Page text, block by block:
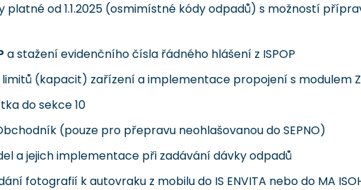
platné od 1.1.2025 (osmimístné kódy odpadů) s možností
a stažení evidenčního čísla řádného hlášení z ISPOP
(kapacit) zařízení a implementace propojení s modulem
do sekce 10
(pouze pro přepravu neohlašovanou do SEPNO)
a jejich implementace při zadávání dávky odpadů
fotografií k autovraku z mobilu do IS ENVITA nebo do MA